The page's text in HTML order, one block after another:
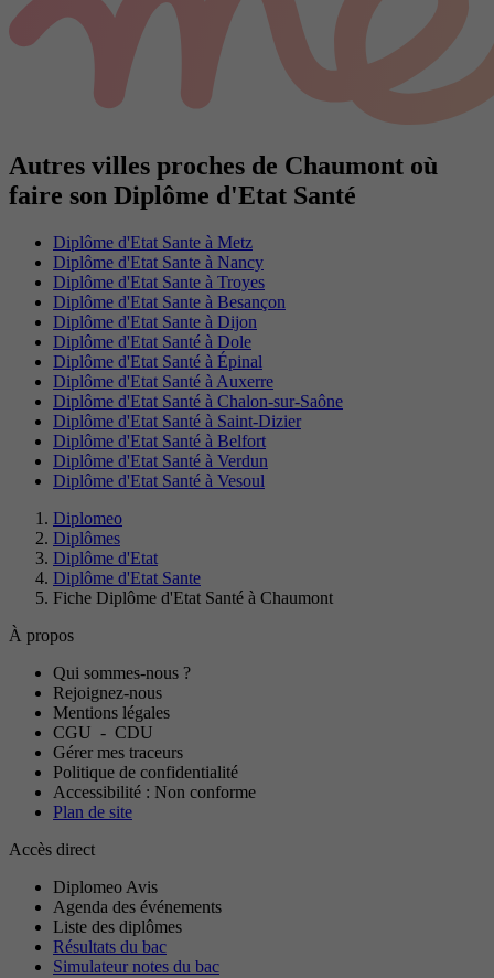
Autres villes proches de Chaumont où
faire son Diplôme d'Etat Santé
Diplôme d'Etat Sante à Metz
Diplôme d'Etat Sante à Nancy
Diplôme d'Etat Sante à Troyes
Diplôme d'Etat Sante à Besançon
Diplôme d'Etat Sante à Dijon
Diplôme d'Etat Santé à Dole
Diplôme d'Etat Santé à Épinal
Diplôme d'Etat Santé à Auxerre
Diplôme d'Etat Santé à Chalon-sur-Saône
Diplôme d'Etat Santé à Saint-Dizier
Diplôme d'Etat Santé à Belfort
Diplôme d'Etat Santé à Verdun
Diplôme d'Etat Santé à Vesoul
Diplomeo
Diplômes
Diplôme d'Etat
Diplôme d'Etat Sante
Fiche Diplôme d'Etat Santé à Chaumont
À propos
Qui sommes-nous ?
Rejoignez-nous
Mentions légales
CGU - CDU
Gérer mes traceurs
Politique de confidentialité
Accessibilité : Non conforme
Plan de site
Accès direct
Diplomeo Avis
Agenda des événements
Liste des diplômes
Résultats du bac
Simulateur notes du bac